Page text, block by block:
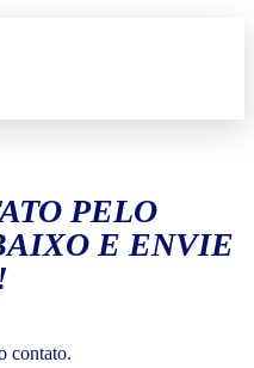
PELO
E ENVIE
contato.